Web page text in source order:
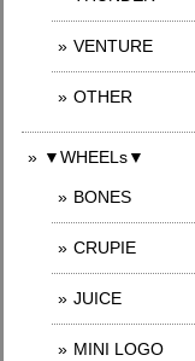
VENTURE
OTHER
▼WHEELs▼
BONES
CRUPIE
JUICE
MINI LOGO